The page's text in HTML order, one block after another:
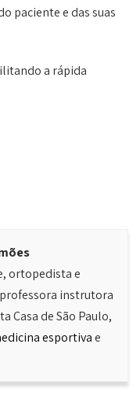
paciente e das suas
a rápida
ortopedista e
instrutora
Casa de São Paulo,
esportivae